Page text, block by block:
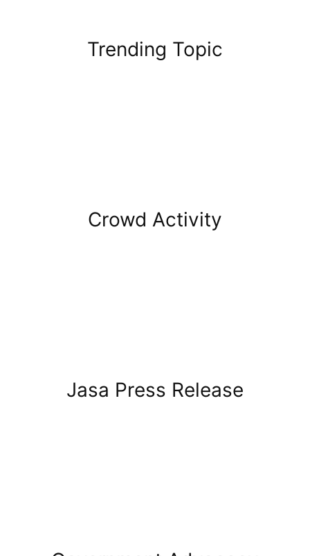
Trending Topic
Crowd Activity
Jasa Press Release